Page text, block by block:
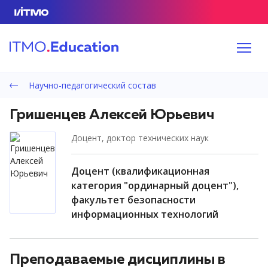
Научно-педагогический состав
Гришенцев Алексей Юрьевич
доцент, доктор технических наук
доцент (квалификационная
категория "ординарный доцент"),
факультет безопасности
информационных технологий
Преподаваемые дисциплины в